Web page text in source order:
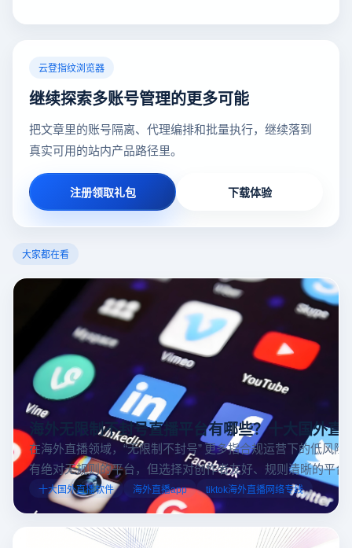
云登指纹浏览器
继续探索多账号管理的更多可能
把文章里的账号隔离、代理编排和批量执行，继续落到
真实可用的站内产品路径里。
注册领取礼包 下载体验
大家都在看
海外无限制不封号直播平台有哪些？十大国外直
在海外直播领域，“无限制不封号” 更多指合规运营下的低风
有绝对无规则的平台，但选择对创作者友好、规则清晰的平台
业工具规避风险，能显著降低封号概率。以下推荐十大国外
台，并结合云登多开浏览器的功能，详解如何安全高效运营。
十大国外直播软件 海外直播app tiktok海外直播网络专线